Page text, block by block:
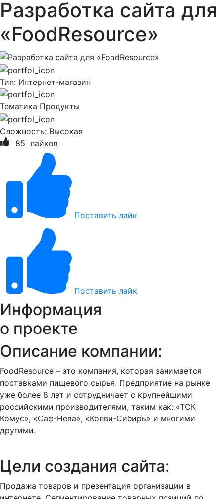
Разработка сайта для
«FoodResource»
Тип: Интернет-магазин
Тематика Продукты
Сложность: Высокая
85 лайков
Поставить лайк
Поставить лайк
Информация
о проекте
Описание компании:
FoodResource – это компания, которая занимается
поставками пищевого сырья. Предприятие на рынке
уже более 8 лет и сотрудничает с крупнейшими
российскими производителями, таким как: «ТСК
Комус», «Саф-Нева», «Колви-Сибирь» и многими
другими.
Цели создания сайта:
Продажа товаров и презентация организации в